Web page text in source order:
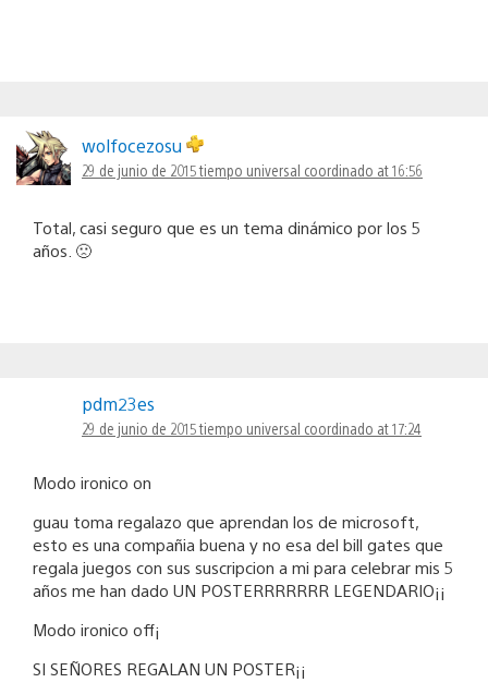
wolfocezosu
29 de junio de 2015 tiempo universal coordinado at 16:56
Total, casi seguro que es un tema dinámico por los 5
años. 🙁
pdm23es
29 de junio de 2015 tiempo universal coordinado at 17:24
Modo ironico on
guau toma regalazo que aprendan los de microsoft,
esto es una compañia buena y no esa del bill gates que
regala juegos con sus suscripcion a mi para celebrar mis 5
años me han dado UN POSTERRRRRRR LEGENDARIO¡¡
Modo ironico off¡
SI SEÑORES REGALAN UN POSTER¡¡